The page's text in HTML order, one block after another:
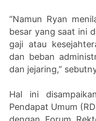
“Namun Ryan
besar yang saat ini
gaji atau
dan beban
dan jejaring,”
Hal ini
Pendapat Umum